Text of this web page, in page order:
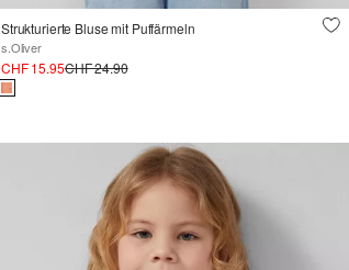
Strukturierte Bluse mit Puffärmeln
s.Oliver
CHF 15.95CHF 24.90